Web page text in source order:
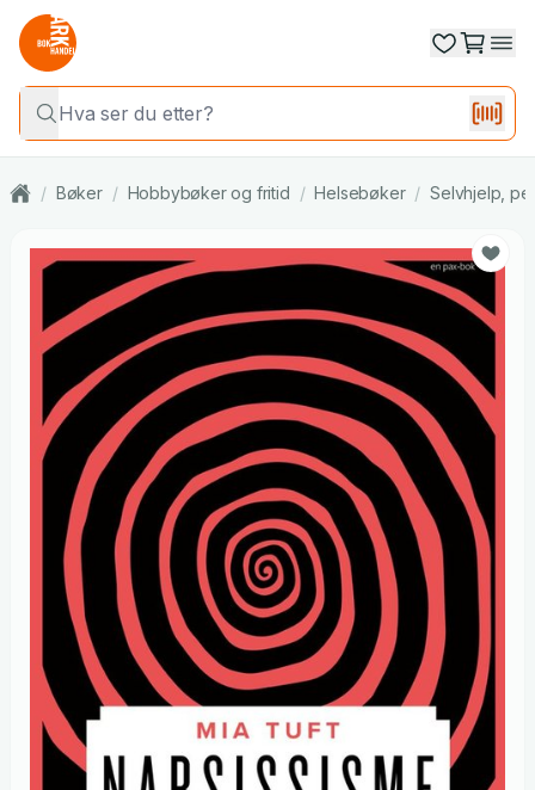
/ Bøker / Hobbybøker og fritid / Helsebøker / Selvhjelp,